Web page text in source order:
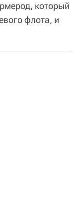
который
флота, и